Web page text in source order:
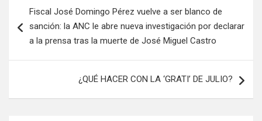
Fiscal José Domingo Pérez vuelve a ser blanco de
sanción: la ANC le abre nueva investigación por declarar
a la prensa tras la muerte de José Miguel Castro
¿QUÉ HACER CON LA ‘GRATI’ DE JULIO?